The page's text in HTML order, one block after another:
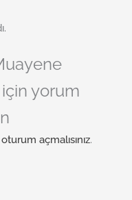
yorum
oturum açmalısınız.